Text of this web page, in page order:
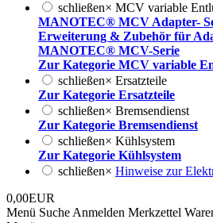
schließen× MCV variable
MANOTEC® MCV Adapter-
Erweiterung & Zubehör für
MANOTEC® MCV-Serie
Zur Kategorie MCV variable
schließen× Ersatzteile
Zur Kategorie Ersatzteile
schließen× Bremsendienst
Zur Kategorie Bremsendienst
schließen× Kühlsystem
Zur Kategorie Kühlsystem
schließen× Hinweise zur
0,00EUR
Menü Suche Anmelden Merkzettel